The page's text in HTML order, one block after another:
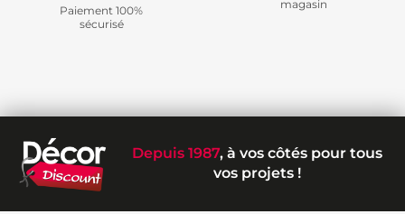
Paiement 100%
sécurisé
magasin
Depuis 1987, à vos côtés pour tous
vos projets !